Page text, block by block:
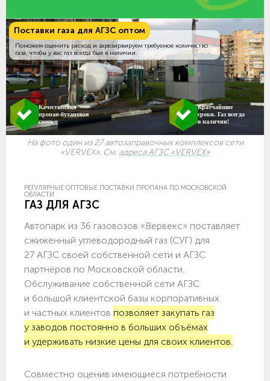
Поставки газа для АГЗС оптом
Поможем оценить расход и зарезирвируем требуемое количество
газа, чтобы у вас газ всегда был в наличии.
Качественная
пропан-бутановая
смесь
Кратчайшие
сроки. Газ всегда
в наличии!
На фото один из 27 автозаправочных комплексов сети
«VERVEX». См. адреса АГЗС «VERVEX»
РЕГУЛЯРНЫЕ ОПТОВЫЕ ПОСТАВКИ ПРОПАНА ПО МОСКОВСКОЙ
ОБЛАСТИ
ГАЗ ДЛЯ АГЗС
Автопарк из 36 газовозов «Вервекс» поставляет
сжиженный углеводородный газ (СУГ) для
27 АГЗС своей собственной сети и АГЗС
партнёров по Московской области.
Обслуживание собственной сети АГЗС
и большой клиентской базы корпоративных
и частных клиентов позволяет закупать газ
у заводов постоянно в больших объёмах
и удерживать низкие цены для своих клиентов.
Совместно оценив имеющиеся потребности